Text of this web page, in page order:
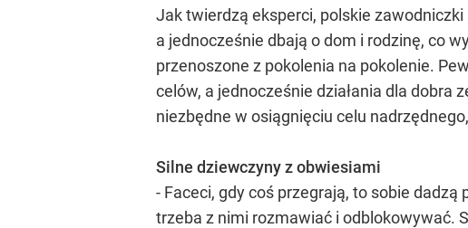
Jak twierdzą eksperci, polskie
a jednocześnie dbają o dom i rodzinę, co
przenoszone z pokolenia na pokolenie.
celów, a jednocześnie działania dla dobra
niezbędne w osiągnięciu celu
Silne dziewczyny z obwiesiami
- Faceci, gdy coś przegrają, to sobie
trzeba z nimi rozmawiać i odblokowywać.